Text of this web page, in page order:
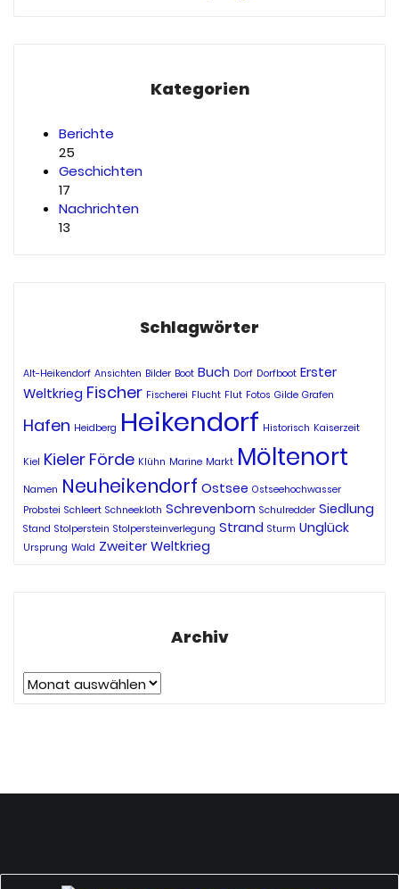
Kategorien
Berichte
25
Geschichten
17
Nachrichten
13
Schlagwörter
Alt-Heikendorf Ansichten Bilder Boot Buch Dorf Dorfboot Erster
Weltkrieg Fischer Fischerei Flucht Flut Fotos Gilde Grafen
Hafen Heidberg Heikendorf Historisch Kaiserzeit
Kiel Kieler Förde Klühn Marine Markt Möltenort
Namen Neuheikendorf Ostsee Ostseehochwasser
Probstei Schleert Schneekloth Schrevenborn Schulredder Siedlung
Stand Stolperstein Stolpersteinverlegung Strand Sturm Unglück
Ursprung Wald Zweiter Weltkrieg
Archiv
Archiv